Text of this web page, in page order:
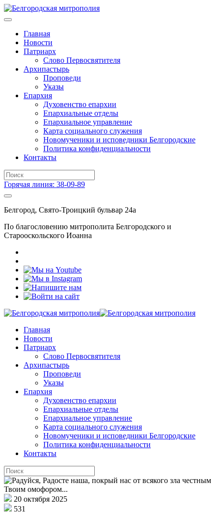
Главная
Новости
Патриарх
Слово Первосвятителя
Архипастырь
Проповеди
Указы
Епархия
Духовенство епархии
Епархиальные отделы
Епархиальное управление
Карта социального служения
Новомученики и исповедники Белгородские
Политика конфиденциальности
Контакты
Горячая линия: 38-09-89
Белгород, Свято-Троицкий бульвар 24а
По благословению митрополита Белгородского и
Старооскольского Иоанна
Главная
Новости
Патриарх
Слово Первосвятителя
Архипастырь
Проповеди
Указы
Епархия
Духовенство епархии
Епархиальные отделы
Епархиальное управление
Карта социального служения
Новомученики и исповедники Белгородские
Политика конфиденциальности
Контакты
20 октября 2025
531